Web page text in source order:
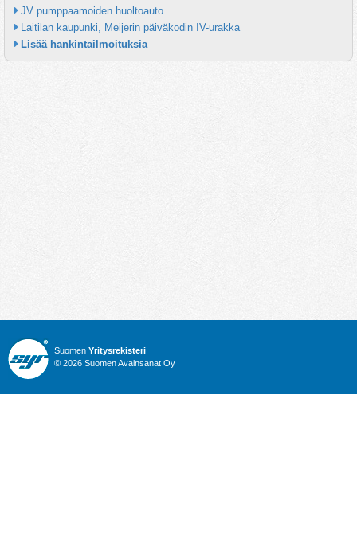
JV pumppaamoiden huoltoauto
Laitilan kaupunki, Meijerin päiväkodin IV-urakka
Lisää hankintailmoituksia
Suomen Yritysrekisteri
© 2026 Suomen Avainsanat Oy